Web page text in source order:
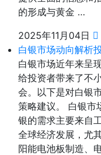
的形成与黄金 …
2025年11月04日
白银市场动向解析
白银市场近年来呈
给投资者带来了不
会。以下是对白银
策略建议。 白银
银的需求主要来自
全球经济发展，尤
阳能电池板制造、